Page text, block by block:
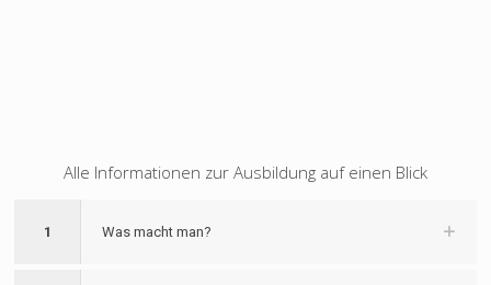
Alle Informationen zur Ausbildung auf einen Blick
1 Was macht man?